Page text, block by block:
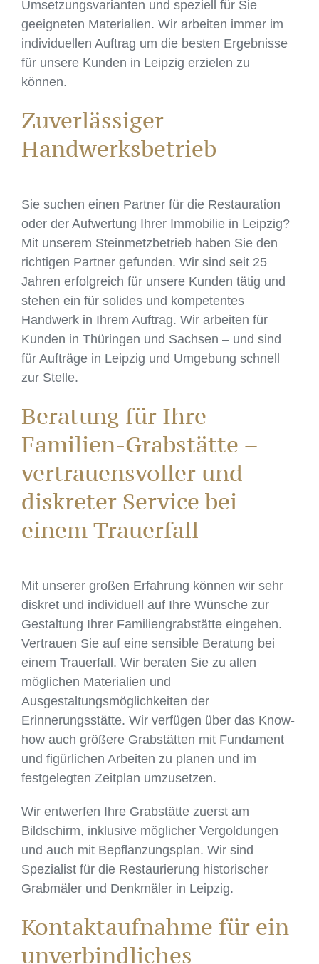
Umsetzungsvarianten und speziell für Sie
geeigneten Materialien. Wir arbeiten immer im
individuellen Auftrag um die besten Ergebnisse
für unsere Kunden in Leipzig erzielen zu
können.
Zuverlässiger
Handwerksbetrieb
Sie suchen einen Partner für die Restauration
oder der Aufwertung Ihrer Immobilie in Leipzig?
Mit unserem Steinmetzbetrieb haben Sie den
richtigen Partner gefunden. Wir sind seit 25
Jahren erfolgreich für unsere Kunden tätig und
stehen ein für solides und kompetentes
Handwerk in Ihrem Auftrag. Wir arbeiten für
Kunden in Thüringen und Sachsen – und sind
für Aufträge in Leipzig und Umgebung schnell
zur Stelle.
Beratung für Ihre
Familien-Grabstätte –
vertrauensvoller und
diskreter Service bei
einem Trauerfall
Mit unserer großen Erfahrung können wir sehr
diskret und individuell auf Ihre Wünsche zur
Gestaltung Ihrer Familiengrabstätte eingehen.
Vertrauen Sie auf eine sensible Beratung bei
einem Trauerfall. Wir beraten Sie zu allen
möglichen Materialien und
Ausgestaltungsmöglichkeiten der
Erinnerungsstätte. Wir verfügen über das Know-
how auch größere Grabstätten mit Fundament
und figürlichen Arbeiten zu planen und im
festgelegten Zeitplan umzusetzen.
Wir entwerfen Ihre Grabstätte zuerst am
Bildschirm, inklusive möglicher Vergoldungen
und auch mit Bepflanzungsplan. Wir sind
Spezialist für die Restaurierung historischer
Grabmäler und Denkmäler in Leipzig.
Kontaktaufnahme für ein
unverbindliches